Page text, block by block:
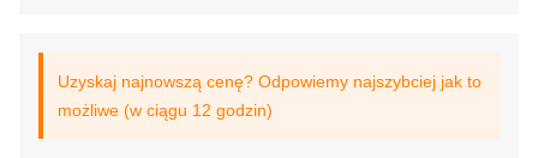
Uzyskaj najnowszą cenę? Odpowiemy najszybciej jak to
możliwe (w ciągu 12 godzin)